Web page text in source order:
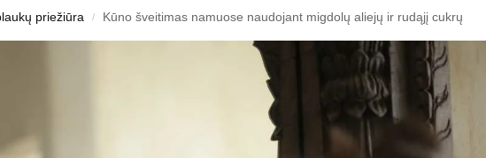
priežiūra / Kūno šveitimas namuose naudojant migdolų aliejų ir rudąjį cukrų